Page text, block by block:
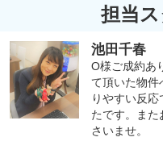
担当
池田千春
O様ご成約あ
て頂いた物
りやすい反
たです。ま
さいませ。